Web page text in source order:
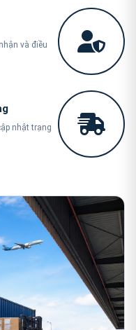
và điều
nhật trạng